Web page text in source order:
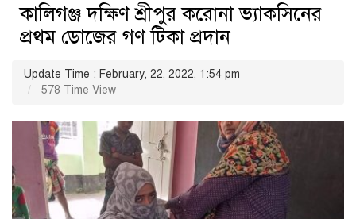
কালিগঞ্জ দক্ষিণ শ্রীপুর করোনা ভ্যাকসিনের
প্রথম ডোজের গণ টিকা প্রদান
Update Time : February, 22, 2022, 1:54 pm
578 Time View